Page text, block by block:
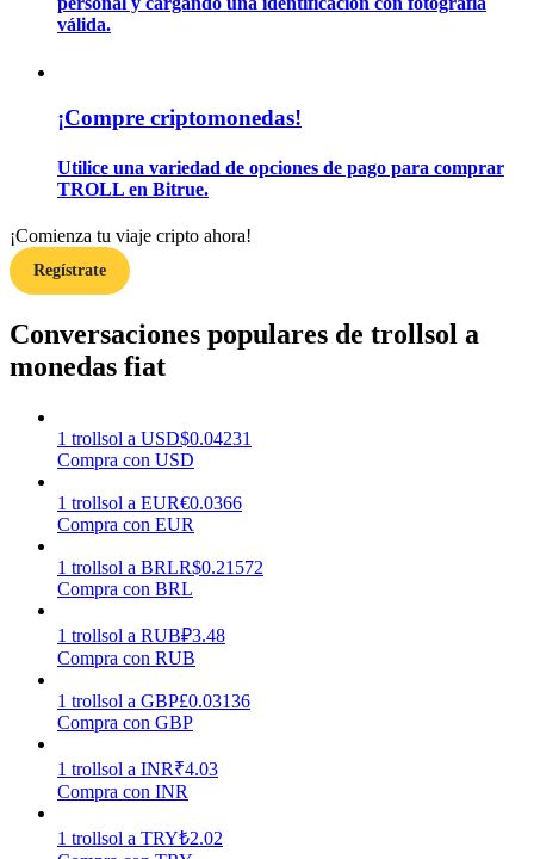
Estrategias comerciales
Aprenda cómo mantenerse rentable
Earn
Gana recompensas competitivas diariamente
válida.
¡Compre criptomonedas!
Utilice una variedad de opciones de pago para comprar
TROLL en Bitrue.
¡Comienza tu viaje cripto ahora!
Regístrate
Conversaciones populares de trollsol a
monedas fiat
1 trollsol a USD$0.04231
Compra con USD
1 trollsol a EUR€0.0366
Compra con EUR
1 trollsol a BRLR$0.21572
Compra con BRL
1 trollsol a RUB₽3.48
Compra con RUB
1 trollsol a GBP£0.03136
Compra con GBP
1 trollsol a INR₹4.03
Compra con INR
1 trollsol a TRY₺2.02